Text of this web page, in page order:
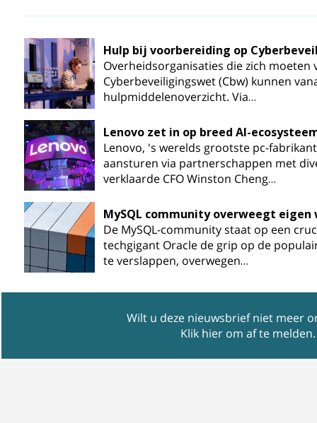
Hulp bij voorbereiding op
Overheidsorganisaties die zich
Cyberbeveiligingswet (Cbw) kunnen
hulpmiddelenoverzicht. Via…
Lenovo zet in op breed AI-
Lenovo, 's werelds grootste pc-
aansturen via partnerschappen met
verklaarde CFO Winston Cheng…
MySQL community overweegt eigen
De MySQL-community staat op een
techgigant Oracle de grip op de
te verslappen, overwegen…
Wilt u deze nieuwsbrief niet meer
Klik hier om af te melden.